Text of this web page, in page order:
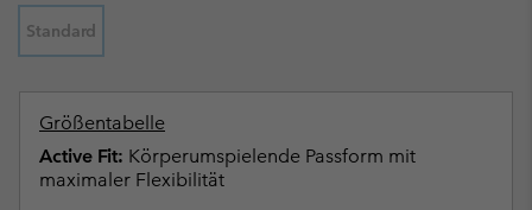
Standard
Größentabelle
Active Fit: Körperumspielende Passform mit
maximaler Flexibilität